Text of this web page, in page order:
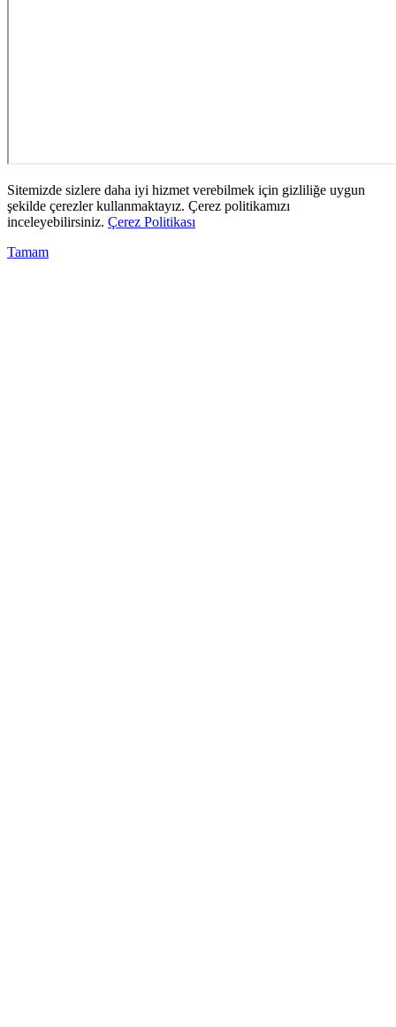
Sitemizde sizlere daha iyi hizmet verebilmek için gizliliğe uygun
şekilde çerezler kullanmaktayız. Çerez politikamızı
inceleyebilirsiniz. Çerez Politikası
Tamam